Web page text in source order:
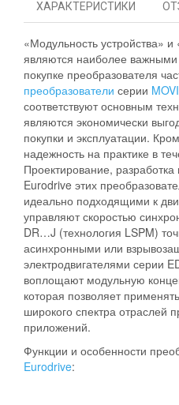
ХАРАКТЕРИСТИКИ
«Модульность устройства»
являются наиболее
покупке преобразователя
преобразователи серии
соответствуют основным
являются экономически
покупки и эксплуатации.
надежность на практике в
Проектирование, разработка
Eurodrive этих
идеально подходящими к
управляют скоростью
DR…J (технология LSPM)
асинхронными или
электродвигателями серии
воплощают модульную
которая позволяет
широкого спектра отраслей
приложений.
Функции и особенности
Eurodrive: